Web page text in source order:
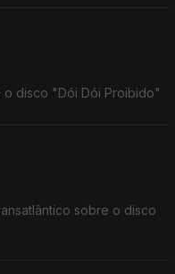
o disco "Dói Dói Proibido"
sobre o disco